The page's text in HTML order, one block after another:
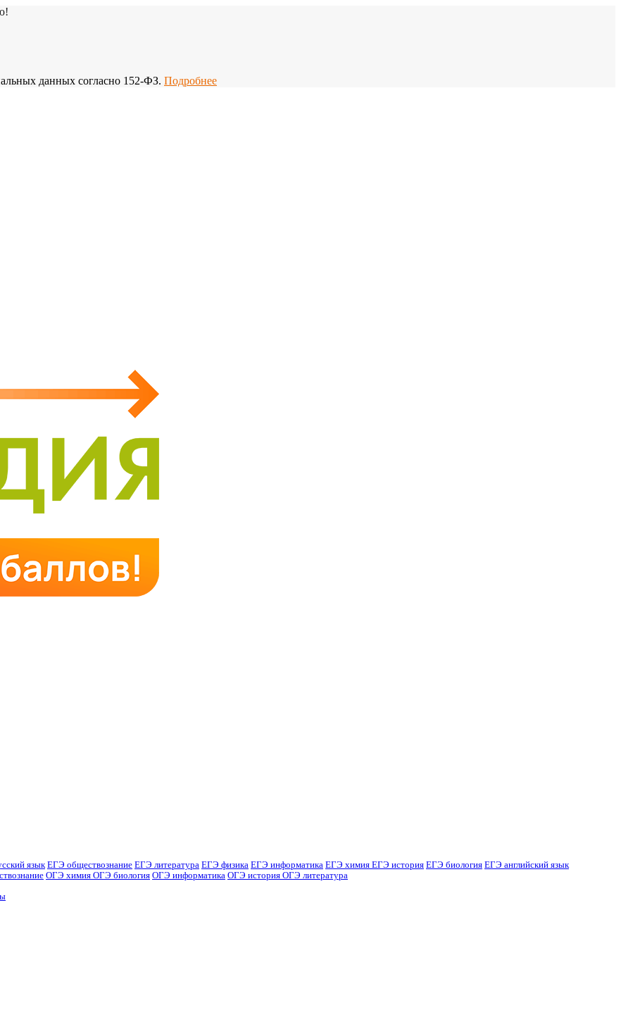
данных согласно 152-ФЗ. Подробнее
язык ЕГЭ обществознание ЕГЭ литература ЕГЭ физика ЕГЭ информатика ЕГЭ химия ЕГЭ история ЕГЭ биология ЕГЭ английский язык
ОГЭ химия ОГЭ биология ОГЭ информатика ОГЭ история ОГЭ литература